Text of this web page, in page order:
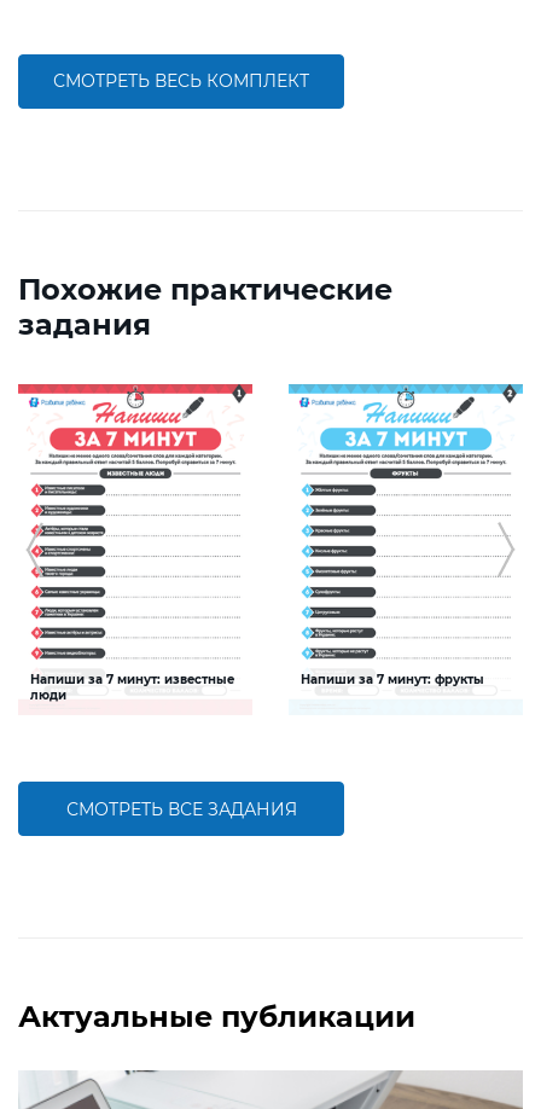
СМОТРЕТЬ ВЕСЬ КОМПЛЕКТ
Похожие практические
задания
Напиши за 7 минут: известные
люди
Напиши за 7 минут: фрукты
СМОТРЕТЬ ВСЕ ЗАДАНИЯ
Актуальные публикации